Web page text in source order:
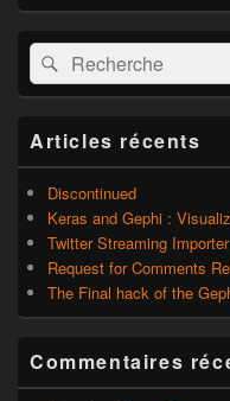
Zone
principale
de
barre
latérale
Recherche :
Rechercher
Articles récents
Discontinued
Keras and Gephi :
Twitter Streaming
Request for Comments
The Final hack of the
Commentaires